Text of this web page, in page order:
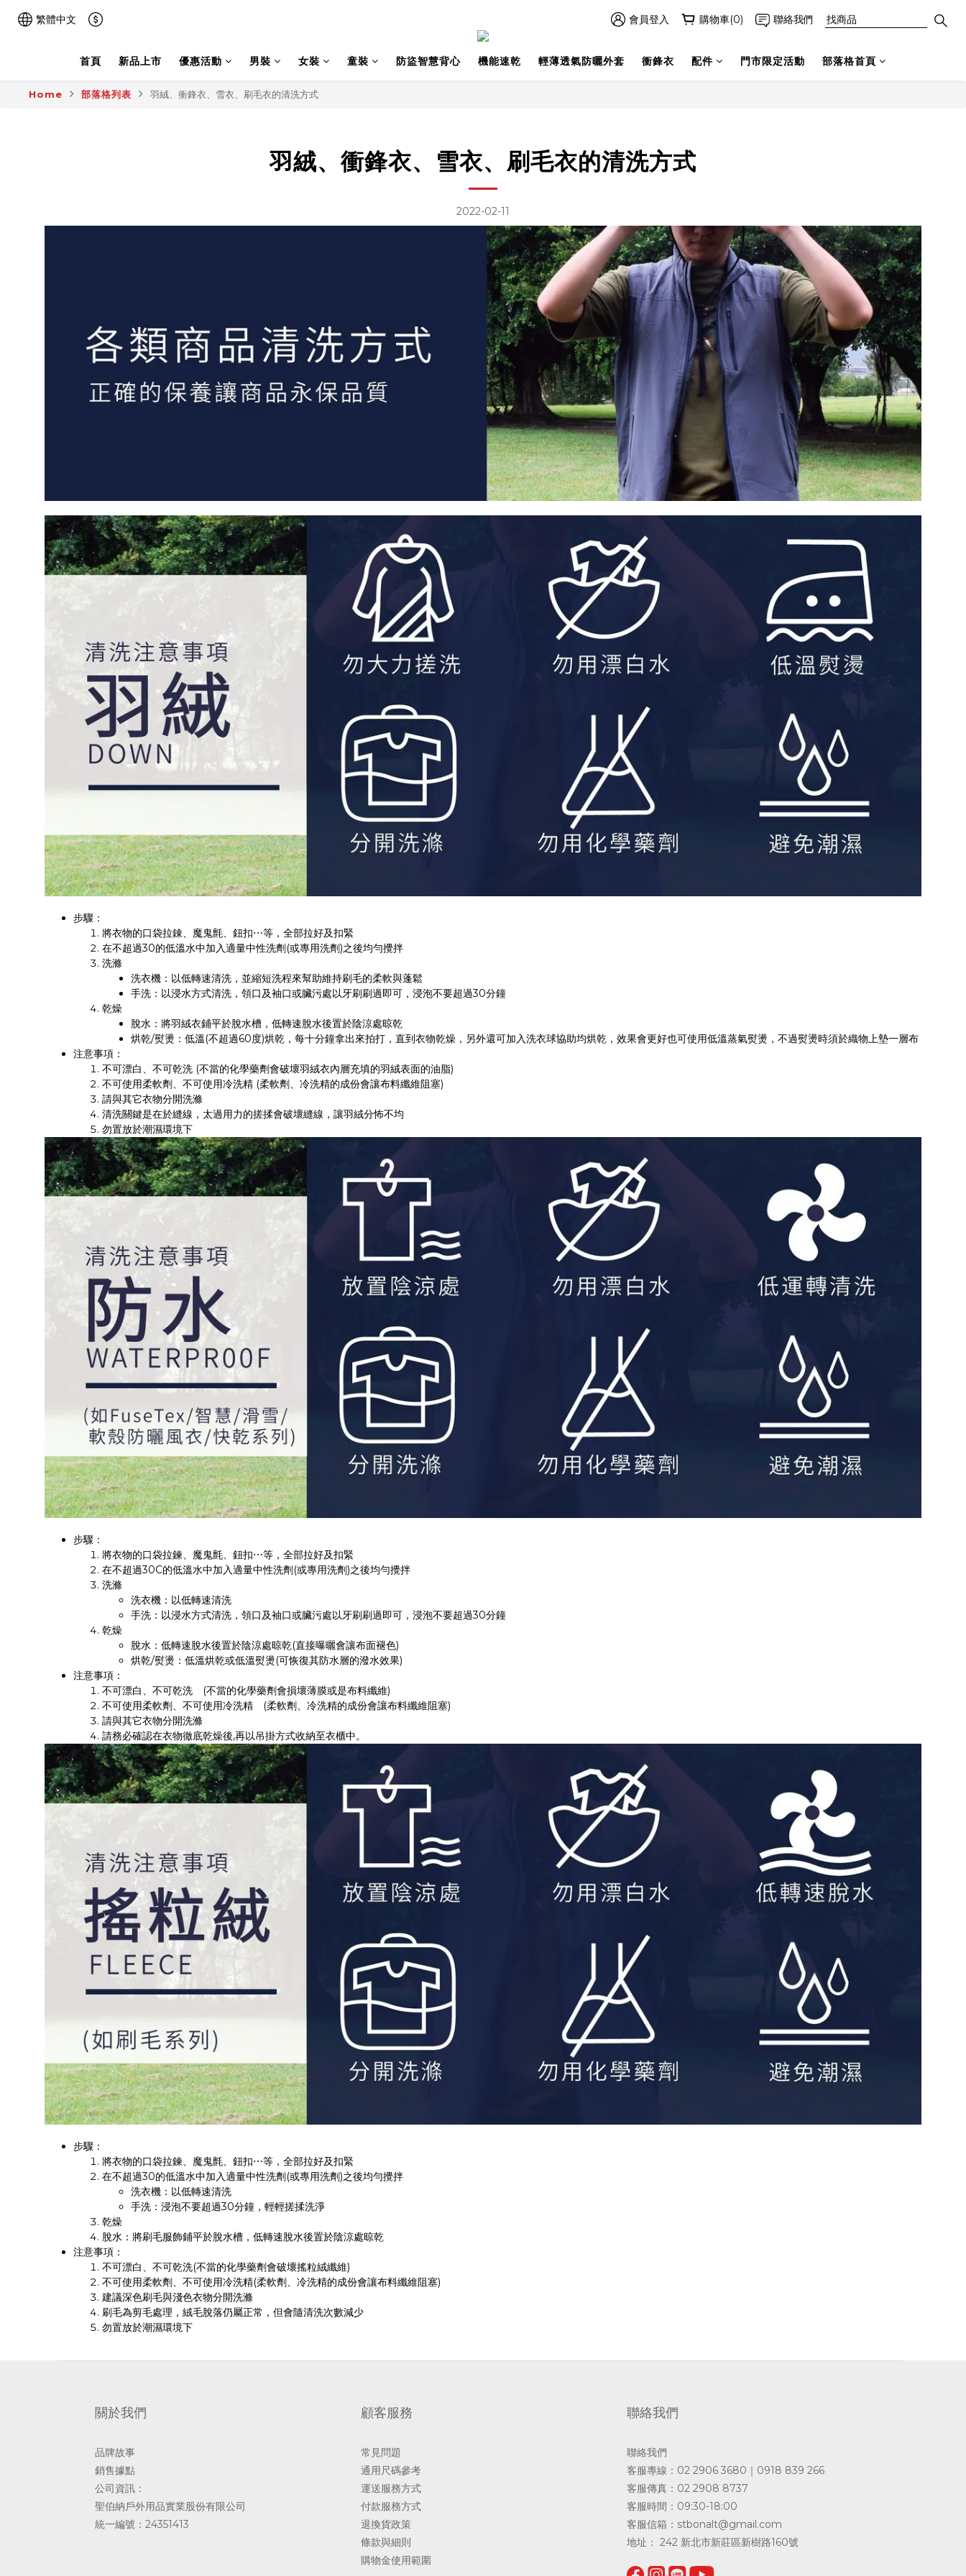
繁體中文 會員登入 購物車(0) 聯絡我們
首頁 新品上市 優惠活動 男裝 女裝 童裝 防盜智慧背心 機能速乾 輕薄透氣防曬外套 衝鋒衣 配件 門市限定活動 部落格首頁
Home 部落格列表 羽絨、衝鋒衣、雪衣、刷毛衣的清洗方式
羽絨、衝鋒衣、雪衣、刷毛衣的清洗方式
2022-02-11
步驟：
將衣物的口袋拉錬、魔鬼氈、鈕扣⋯等，全部拉好及扣緊
在不超過30的低溫水中加入適量中性洗劑(或專用洗劑)之後均勻攪拌
洗滌
洗衣機：以低轉速清洗，並縮短洗程來幫助維持刷毛的柔軟與蓬鬆
手洗：以浸水方式清洗，領口及袖口或臟污處以牙刷刷過即可，浸泡不要超過30分鐘
乾燥
脫水：將羽絨衣鋪平於脫水槽，低轉速脫水後置於陰涼處晾乾
烘乾/熨燙：低溫(不超過60度)烘乾，每十分鐘拿出來拍打，直到衣物乾燥，另外還可加入洗衣球協助均烘乾，效果會更好也可使用低溫蒸氣熨燙，不過熨燙時須於織物上墊一層布
注意事項：
不可漂白、不可乾洗 (不當的化學藥劑會破壞羽絨衣內層充填的羽絨表面的油脂)
不可使用柔軟劑、不可使用冷洗精 (柔軟劑、冷洗精的成份會讓布料纖維阻塞)
請與其它衣物分開洗滌
清洗關鍵是在於縫線，太過用力的搓揉會破壞縫線，讓羽絨分怖不均
勿置放於潮濕環境下
步驟：
將衣物的口袋拉鍊、魔鬼氈、鈕扣⋯等，全部拉好及扣緊
在不超過30C的低溫水中加入適量中性洗劑(或專用洗劑)之後均勻攪拌
洗滌
洗衣機：以低轉速清洗
手洗：以浸水方式清洗，領口及袖口或臟污處以牙刷刷過即可，浸泡不要超過30分鐘
乾燥
脫水：低轉速脫水後置於陰涼處晾乾(直接曝曬會讓布面褪色)
烘乾/熨燙：低溫烘乾或低溫熨燙(可恢復其防水層的潑水效果)
注意事項：
不可漂白、不可乾洗 (不當的化學藥劑會損壞薄膜或是布料纖維)
不可使用柔軟劑、不可使用冷洗精 (柔軟劑、冷洗精的成份會讓布料纖維阻塞)
請與其它衣物分開洗滌
請務必確認在衣物徹底乾燥後,再以吊掛方式收納至衣櫃中。
步驟：
將衣物的口袋拉鍊、魔鬼氈、鈕扣⋯等，全部拉好及扣緊
在不超過30的低溫水中加入適量中性洗劑(或專用洗劑)之後均勻攪拌
洗衣機：以低轉速清洗
手洗：浸泡不要超過30分鐘，輕輕搓揉洗淨
乾燥
脫水：將刷毛服飾鋪平於脫水槽，低轉速脫水後置於陰涼處晾乾
注意事項：
不可漂白、不可乾洗(不當的化學藥劑會破壞搖粒絨纖維)
不可使用柔軟劑、不可使用冷洗精(柔軟劑、冷洗精的成份會讓布料纖維阻塞)
建議深色刷毛與淺色衣物分開洗滌
刷毛為剪毛處理，絨毛脫落仍屬正常，但會隨清洗次數減少
勿置放於潮濕環境下
關於我們
品牌故事
銷售據點
公司資訊：
聖伯納戶外用品實業股份有限公司
統一編號：24351413
顧客服務
常見問題
通用尺碼參考
運送服務方式
付款服務方式
退換貨政策
條款與細則
購物金使用範圍
聯絡我們
聯絡我們
客服專線：02 2906 3680｜0918 839 266
客服傳真：02 2908 8737
客服時間：09:30-18:00
客服信箱： stbonalt@gmail.com
地址： 242 新北市新莊區新樹路160號